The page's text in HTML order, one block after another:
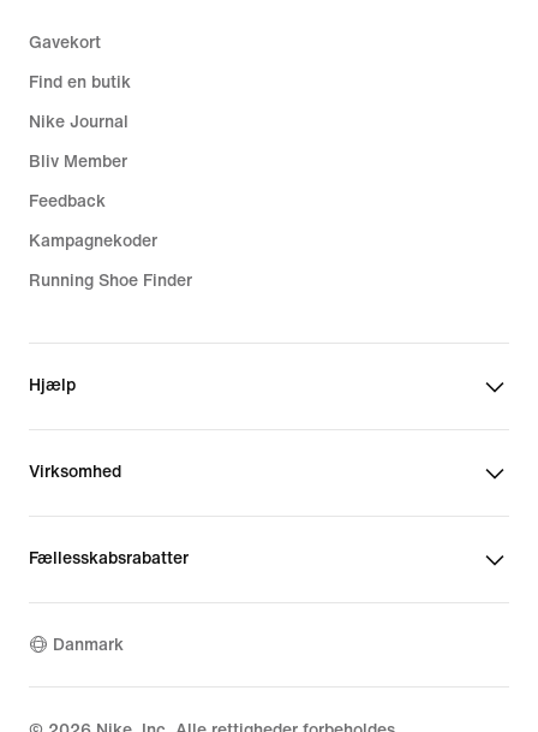
Gavekort
Find en butik
Nike Journal
Bliv Member
Feedback
Kampagnekoder
Running Shoe Finder
Hjælp
Virksomhed
Fællesskabsrabatter
Danmark